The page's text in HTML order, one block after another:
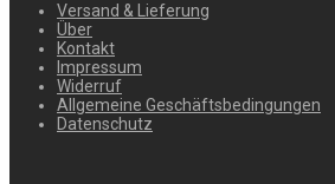
Versand & Lieferung
Über
Kontakt
Impressum
Widerruf
Allgemeine Geschäftsbedingungen
Datenschutz